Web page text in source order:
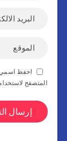
احفظ اسمي،
المتصفح